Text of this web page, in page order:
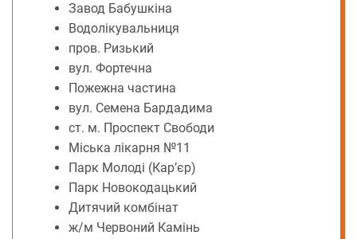
Завод Бабушкіна
Водолікувальниця
пров. Ризький
вул. Фортечна
Пожежна частина
вул. Семена Бардадима
ст. м. Проспект Свободи
Міська лікарня №11
Парк Молоді (Кар’єр)
Парк Новокодацький
Дитячий комбінат
ж/м Червоний Камінь